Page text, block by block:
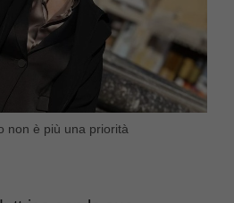
non è più una priorità